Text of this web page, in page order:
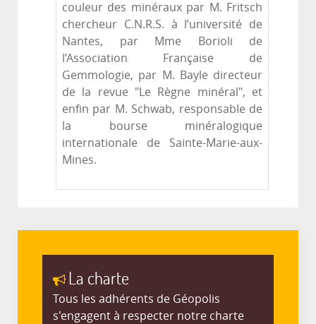
couleur des minéraux par M. Fritsch
chercheur C.N.R.S. à l’université de
Nantes, par Mme Borioli de
l’Association Française de
Gemmologie, par M. Bayle directeur
de la revue "Le Règne minéral", et
enfin par M. Schwab, responsable de
la bourse minéralogique
internationale de Sainte-Marie-aux-
Mines.
La charte
Tous les adhérents de Géopolis
s'engagent à respecter notre charte